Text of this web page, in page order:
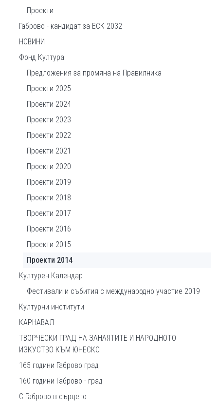
Проекти
Габрово - кандидат за ЕСК 2032
НОВИНИ
Фонд Култура
Предложения за промяна на Правилника
Проекти 2025
Проекти 2024
Проекти 2023
Проекти 2022
Проекти 2021
Проекти 2020
Проекти 2019
Проекти 2018
Проекти 2017
Проекти 2016
Проекти 2015
Проекти 2014
Културен Календар
Фестивали и събития с международно участие 2019
Културни институти
КАРНАВАЛ
ТВОРЧЕСКИ ГРАД НА ЗАНАЯТИТЕ И НАРОДНОТО
ИЗКУСТВО КЪМ ЮНЕСКО
165 години Габрово град
160 години Габрово - град
С Габрово в сърцето